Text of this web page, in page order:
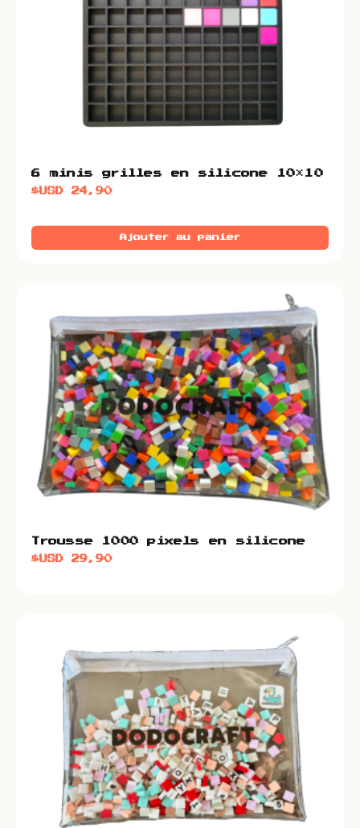
6 minis grilles en silicone 10×10
$USD24,90
Ajouter au panier
Trousse 1000 pixels en silicone
$USD29,90